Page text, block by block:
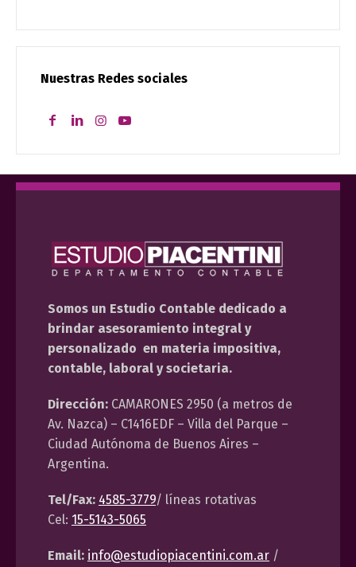
Nuestras Redes sociales
Somos un Estudio Contable dedicado a
brindar asesoramiento integral y
personalizado en materia impositiva,
contable, laboral y societaria.
Dirección: CAMARONES 2950 (a metros de
Av. Nazca) – C1416EDF – Villa del Parque –
Ciudad Autónoma de Buenos Aires –
Argentina.
Tel/Fax: 4585-3779/ líneas rotativas
Cel: 15-5143-5065
Email: info@estudiopiacentini.com.ar /